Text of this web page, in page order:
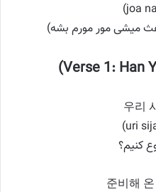
میشی مور مورم بشه)
우리
کنیم؟
준비해